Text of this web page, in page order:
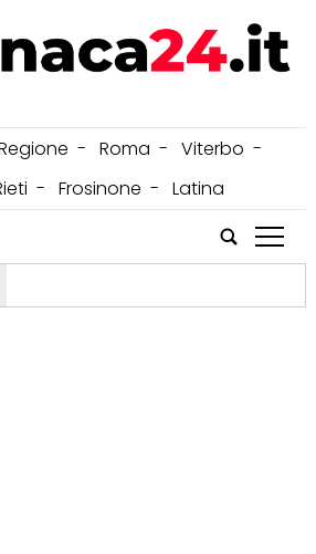
Roma
Viterbo
Frosinone
Latina
tap